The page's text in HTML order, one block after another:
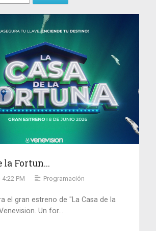
la Fortun...
4:22 PM Programación
el gran estreno de "La Casa de la
Un for...